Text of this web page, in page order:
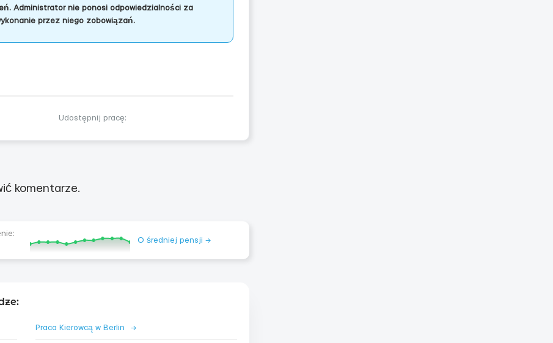
Administrator nie ponosi odpowiedzialności za
przez niego zobowiązań.
Udostępnij pracę:
komentarze.
O średniej pensji →
Praca Kierowcą w Berlin →